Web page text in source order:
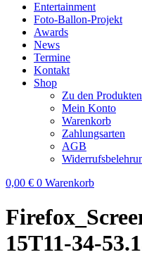
Entertainment
Foto-Ballon-Projekt
Awards
News
Termine
Kontakt
Shop
Zu den Produkten
Mein Konto
Warenkorb
Zahlungsarten
AGB
0,00 € 0 Warenkorb
15T11-34-